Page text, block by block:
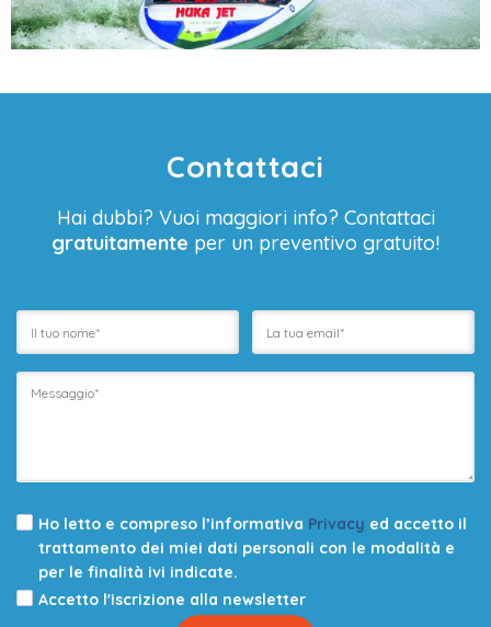
Contattaci
Hai dubbi? Vuoi maggiori info? Contattaci
gratuitamente per un preventivo gratuito!
Ho letto e compreso l’informativa Privacy ed accetto il
trattamento dei miei dati personali con le modalità e
per le finalità ivi indicate.
Accetto l'iscrizione alla newsletter